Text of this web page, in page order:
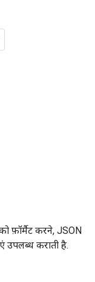
फ़ॉर्मैट करने, JSON
उपलब्ध कराती है.